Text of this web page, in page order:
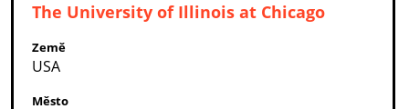
The University of Illinois at Chicago
Země
USA
Město